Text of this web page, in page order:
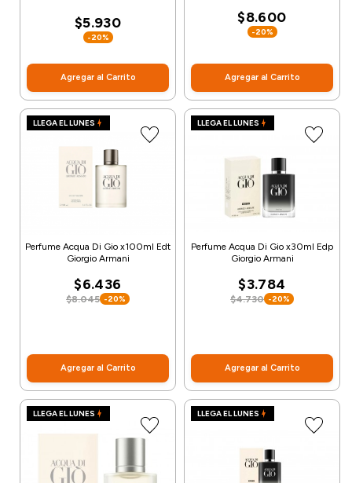
$5.930
-20%
Agregar al Carrito
$8.600
-20%
Agregar al Carrito
LLEGA EL LUNES
Perfume Acqua Di Gio x100ml Edt
Giorgio Armani
$6.436
$8.045 -20%
Agregar al Carrito
LLEGA EL LUNES
Perfume Acqua Di Gio x30ml Edp
Giorgio Armani
$3.784
$4.730 -20%
Agregar al Carrito
LLEGA EL LUNES LLEGA EL LUNES